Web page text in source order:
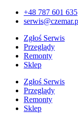
+48 787 601 635
Zgłoś Serwis
Przeglądy
Remonty
Sklep
Zgłoś Serwis
Przeglądy
Remonty
Sklep